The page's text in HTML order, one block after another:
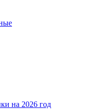
на 2026 год